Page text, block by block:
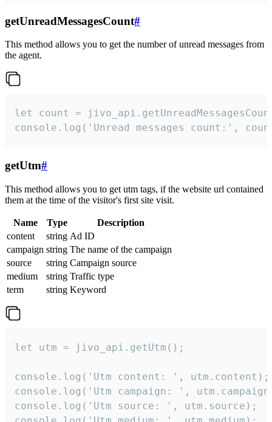
getUnreadMessagesCount#
This method allows you to get the number of unread messages from
the agent.
let count =
console.log('Unread messages count:',
getUtm#
This method allows you to get utm tags, if the website url contained
them at the time of the visitor's first site visit.
Name Type
Description
content
string Ad ID
campaign string The name of the campaign
source
string Campaign source
medium
string Traffic type
term
string Keyword
let utm = jivo_api.getUtm();
console.log('Utm content: ', utm.content);
console.log('Utm campaign: ',
console.log('Utm source: ', utm.source);